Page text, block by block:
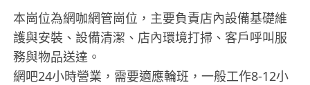
本崗位為網咖網管崗位，主要負責店內設備基礎維
護與安裝、設備清潔、店內環境打掃、客戶呼叫服
務與物品送達。
網吧24小時營業，需要適應輪班，一般工作8-12小